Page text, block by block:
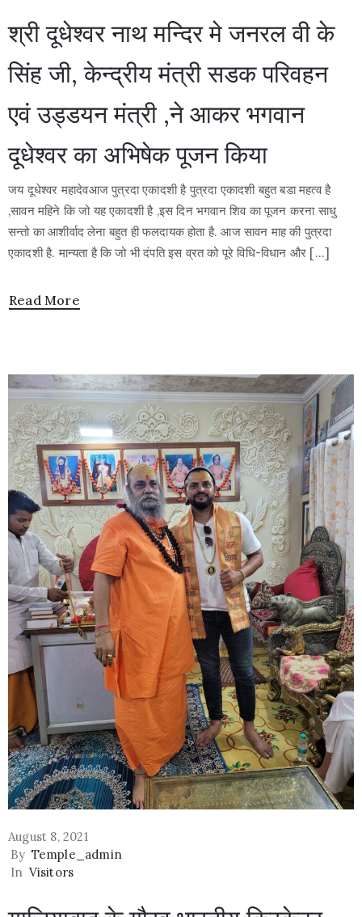
श्री दूधेश्वर नाथ मन्दिर मे जनरल वी के
सिंह जी, केन्द्रीय मंत्री सडक परिवहन
एवं उड्डयन मंत्री ,ने आकर भगवान
दूधेश्वर का अभिषेक पूजन किया
जय दूधेश्वर महादेवआज पुत्रदा एकादशी है पुत्रदा एकादशी बहुत बडा महत्व है
,सावन महिने कि जो यह एकादशी है ,इस दिन भगवान शिव का पूजन करना साधु
सन्तो का आशीर्वाद लेना बहुत ही फलदायक होता है. आज सावन माह की पुत्रदा
एकादशी है. मान्यता है कि जो भी दंपति इस व्रत को पूरे विधि-विधान और […]
Read More
August 8, 2021
By Temple_admin
In Visitors